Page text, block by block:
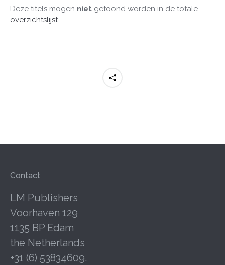
Deze titels mogen niet getoond worden in de totale
overzichtslijst.
Contact
LM Publishers
Voorhaven 129
1135 BP Edam
the Netherlands
+31 (6) 53834609.